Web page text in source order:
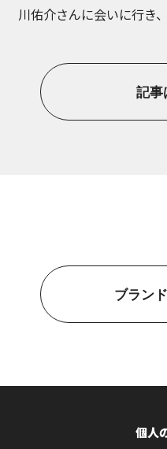
川佑介さんに会いに行き
記事
ブラン
個人